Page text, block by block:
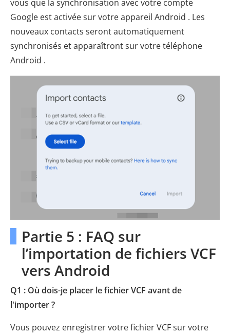
vous que la synchronisation avec votre compte
Google est activée sur votre appareil Android . Les
nouveaux contacts seront automatiquement
synchronisés et apparaîtront sur votre téléphone
Android .
Partie 5 : FAQ sur
l’importation de fichiers VCF
vers Android
Q1 : Où dois-je placer le fichier VCF avant de
l'importer ?
Vous pouvez enregistrer votre fichier VCF sur votre